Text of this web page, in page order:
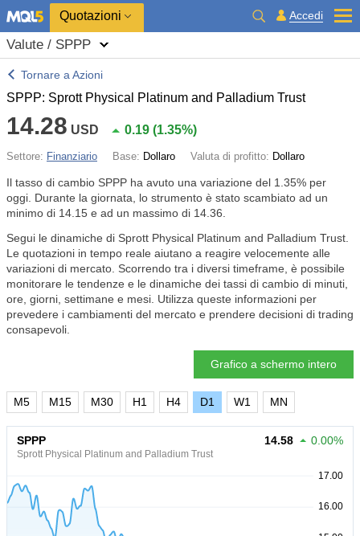
Quotazioni Accedi
Valute / SPPP
Tornare a Azioni
SPPP: Sprott Physical Platinum and Palladium Trust
14.28 USD 0.19 (1.35%)
Settore: Finanziario Base: Dollaro Valuta di profitto: Dollaro
Il tasso di cambio SPPP ha avuto una variazione del 1.35% per
oggi. Durante la giornata, lo strumento è stato scambiato ad un
minimo di 14.15 e ad un massimo di 14.36.
Segui le dinamiche di Sprott Physical Platinum and Palladium Trust.
Le quotazioni in tempo reale aiutano a reagire velocemente alle
variazioni di mercato. Scorrendo tra i diversi timeframe, è possibile
monitorare le tendenze e le dinamiche dei tassi di cambio di minuti,
ore, giorni, settimane e mesi. Utilizza queste informazioni per
prevedere i cambiamenti del mercato e prendere decisioni di trading
consapevoli.
Grafico a schermo intero
M5 M15 M30 H1 H4 D1 W1 MN
SPPP
Sprott Physical Platinum and Palladium Trust
14.58 0.00%